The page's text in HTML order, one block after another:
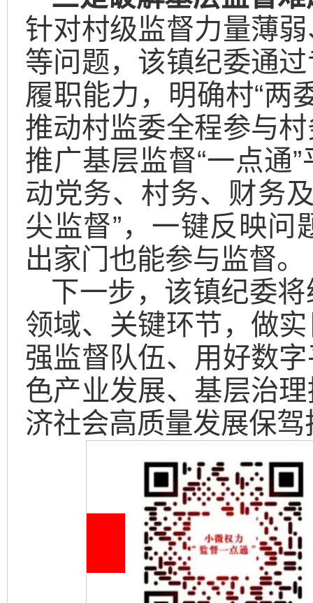
针对村级监督力量薄
等问题，该镇纪委通
履职能力，明确村“两
推动村监委全程参与
推广基层监督“一点通
动党务、村务、财务
尖监督”，一键反映
出家门也能参与监督。
下一步，该镇纪委
领域、关键环节，做
强监督队伍、用好数
色产业发展、基层治
济社会高质量发展保驾